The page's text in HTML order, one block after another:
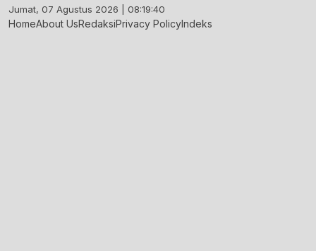
Skip
to
Jumat, 07 Agustus 2026 | 08:19:41
HomeAbout UsRedaksiPrivacy PolicyIndeks